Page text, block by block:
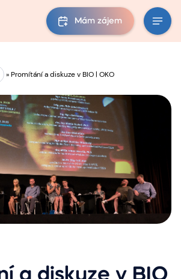
Mám zájem
»Promítání a diskuze v BIO | OKO